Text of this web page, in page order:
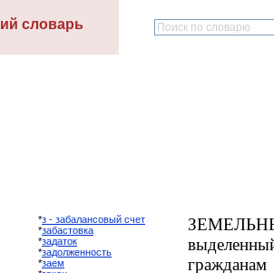
словарь
*з - забалансовый счет
*забастовка
*задаток
*задолженность
*заем